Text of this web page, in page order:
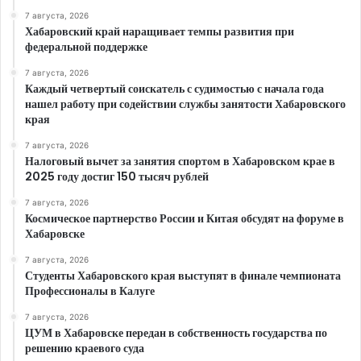
7 августа, 2026
Хабаровский край наращивает темпы развития при
федеральной поддержке
7 августа, 2026
Каждый четвертый соискатель с судимостью с начала года
нашел работу при содействии службы занятости Хабаровского
края
7 августа, 2026
Налоговый вычет за занятия спортом в Хабаровском крае в
2025 году достиг 150 тысяч рублей
7 августа, 2026
Космическое партнерство России и Китая обсудят на форуме в
Хабаровске
7 августа, 2026
Студенты Хабаровского края выступят в финале чемпионата
Профессионалы в Калуге
7 августа, 2026
ЦУМ в Хабаровске передан в собственность государства по
решению краевого суда